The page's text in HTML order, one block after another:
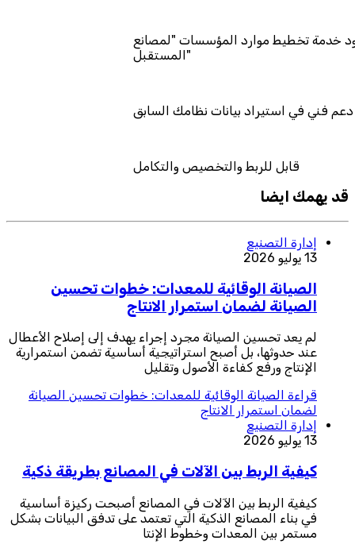
كمزود خدمة تخطيط موارد المؤسسات "لمصانع
المستقبل"
دعم فني في استيراد بيانات نظامك السابق
قابل للربط والتخصيص والتكامل
قد يهمك ايضا
إدارة التصنيع
13 يوليو 2026
الصيانة الوقائية للمعدات: خطوات تحسين
الصيانة لضمان استمرار الانتاج
لم يعد تحسين الصيانة مجرد إجراء يهدف إلى إصلاح الأعطال
عند حدوثها، بل أصبح استراتيجية أساسية تضمن استمرارية
الإنتاج ورفع كفاءة الأصول وتقليل
قراءة الصيانة الوقائية للمعدات: خطوات تحسين الصيانة
لضمان استمرار الانتاج
إدارة التصنيع
13 يوليو 2026
كيفية الربط بين الآلات في المصانع بطريقة ذكية
كيفية الربط بين الآلات في المصانع أصبحت ركيزة أساسية
في بناء المصانع الذكية التي تعتمد على تدفق البيانات بشكل
مستمر بين المعدات وخطوط الإنتا